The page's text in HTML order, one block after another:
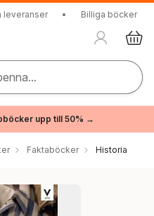
leveranser • Billiga böcker
upp till 50% →
Faktaböcker Historia